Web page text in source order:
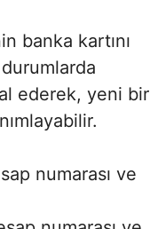
banka kartını
ederek, yeni bir
numarası ve